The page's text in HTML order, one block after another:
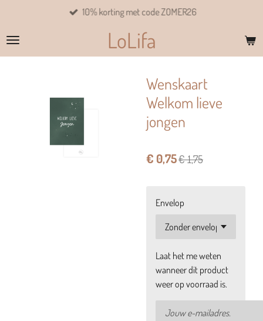
naar
de
LoLifa
10% korting met code ZOMER26
Wenskaart
Welkom lieve
jongen
€ 0,75€ 1,75
Envelop
Laat het me weten
wanneer dit product
weer op voorraad is.